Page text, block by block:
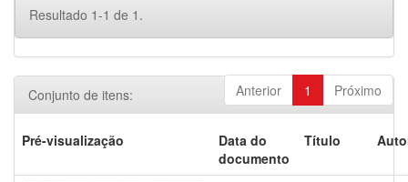
Resultado 1-1 de 1.
Anterior 1 Próximo
Conjunto de itens:
Pré-visualização
Data do
documento
Título